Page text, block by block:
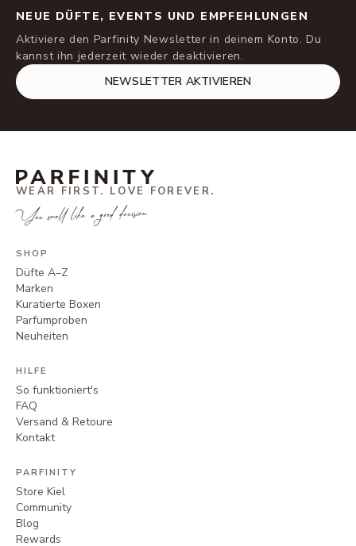
NEUE DÜFTE, EVENTS UND EMPFEHLUNGEN
Aktiviere den Parfinity Newsletter in deinem Konto. Du
kannst ihn jederzeit wieder deaktivieren.
NEWSLETTER AKTIVIEREN
WEAR FIRST. LOVE FOREVER.
You smell like a good decision.
SHOP
Düfte A–Z
Marken
Kuratierte Boxen
Parfumproben
Neuheiten
HILFE
So funktioniert's
FAQ
Versand & Retoure
Kontakt
PARFINITY
Store Kiel
Community
Blog
Rewards